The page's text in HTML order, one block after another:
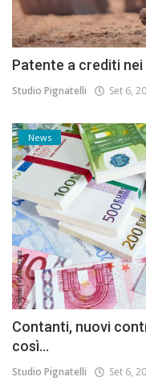
Patente a crediti
Studio Pignatelli Set 6,
News
Contanti, nuovi
così...
Studio Pignatelli Set 6,